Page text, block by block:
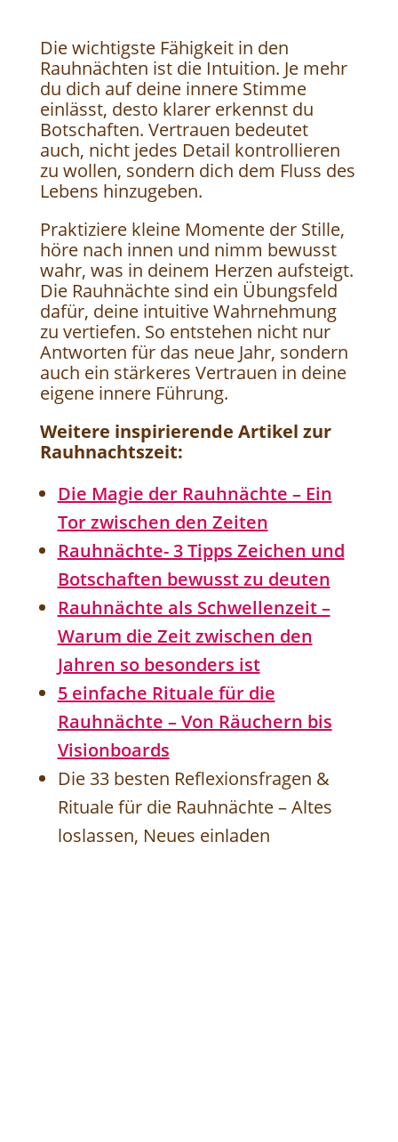
Die wichtigste Fähigkeit in den
Rauhnächten ist die Intuition. Je mehr
du dich auf deine innere Stimme
einlässt, desto klarer erkennst du
Botschaften. Vertrauen bedeutet
auch, nicht jedes Detail kontrollieren
zu wollen, sondern dich dem Fluss des
Lebens hinzugeben.
Praktiziere kleine Momente der Stille,
höre nach innen und nimm bewusst
wahr, was in deinem Herzen aufsteigt.
Die Rauhnächte sind ein Übungsfeld
dafür, deine intuitive Wahrnehmung
zu vertiefen. So entstehen nicht nur
Antworten für das neue Jahr, sondern
auch ein stärkeres Vertrauen in deine
eigene innere Führung.
Weitere inspirierende Artikel zur
Rauhnachtszeit:
Die Magie der Rauhnächte – Ein
Tor zwischen den Zeiten
Rauhnächte- 3 Tipps Zeichen und
Botschaften bewusst zu deuten
Rauhnächte als Schwellenzeit –
Warum die Zeit zwischen den
Jahren so besonders ist
5 einfache Rituale für die
Rauhnächte – Von Räuchern bis
Visionboards
Die 33 besten Reflexionsfragen &
Rituale für die Rauhnächte – Altes
loslassen, Neues einladen